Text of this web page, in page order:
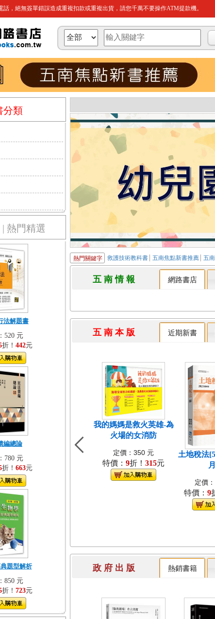
，絕無簽單錯誤造成重複扣款或重複出貨，請您千萬不要操作ATM提款機。
分類
| 熱門精選
法解題書
520 元
折！ 442元
編總論
780 元
折！ 663元
題型解析
850 元
折！ 723元
熱門關鍵字 救護技術教科書 五南焦點新書推薦 五
五 南 情 報 網路書店
五 南 本 版 近期新書
我的媽媽是救火英雄-為
火場的女消防
定價：350 元
特價： 9折！ 315元
土地稅法
定價
特價： 9
政 府 出 版 熱銷書籍